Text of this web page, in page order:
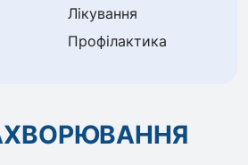
Лікування
Профілактика